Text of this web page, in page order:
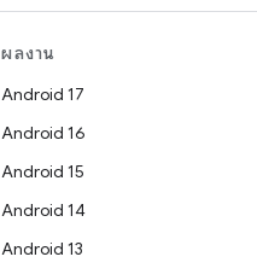
ผลงาน
Android 17
Android 16
Android 15
Android 14
Android 13